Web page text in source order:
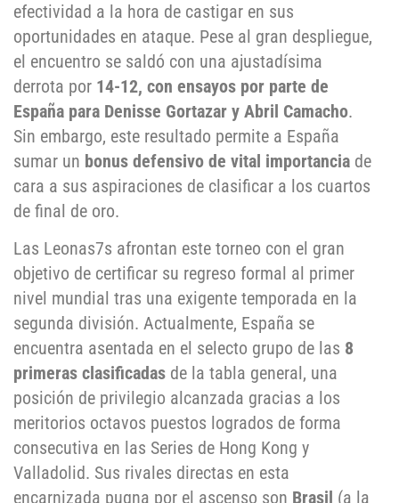
efectividad a la hora de castigar en sus
oportunidades en ataque. Pese al gran despliegue,
el encuentro se saldó con una ajustadísima
derrota por 14-12, con ensayos por parte de
España para Denisse Gortazar y Abril Camacho.
Sin embargo, este resultado permite a España
sumar un bonus defensivo de vital importancia de
cara a sus aspiraciones de clasificar a los cuartos
de final de oro.
Las Leonas7s afrontan este torneo con el gran
objetivo de certificar su regreso formal al primer
nivel mundial tras una exigente temporada en la
segunda división. Actualmente, España se
encuentra asentada en el selecto grupo de las 8
primeras clasificadas de la tabla general, una
posición de privilegio alcanzada gracias a los
meritorios octavos puestos logrados de forma
consecutiva en las Series de Hong Kong y
Valladolid. Sus rivales directas en esta
encarnizada pugna por el ascenso son Brasil (a la